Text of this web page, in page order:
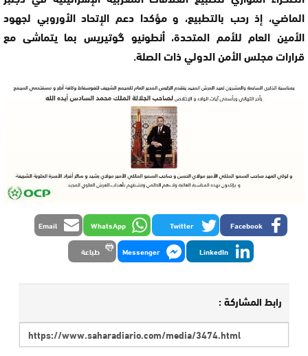
الماضي، إذ رحب بالتطبيع، و مؤكدا دعم الإتحاد الأوروبي لجهود
الأمين العام للأمم المتحدة، أنطونيو گوتيريس بما يتماشى مع
قرارات مجلس الأمن الدولي ذات الصلة.
Facebook
Twitter
WhatsApp
Email
LinkedIn
Messenger طباعة
رابط المشاركة :